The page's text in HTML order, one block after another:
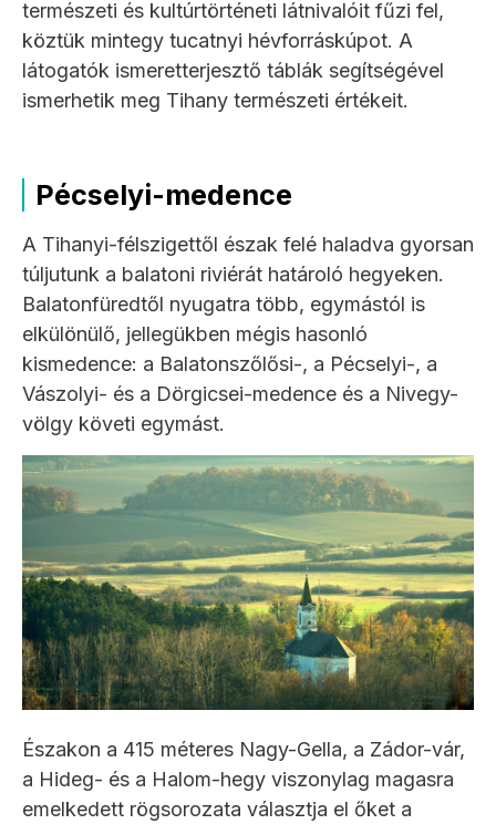
természeti és kultúrtörténeti látnivalóit fűzi fel,
köztük mintegy tucatnyi hévforráskúpot. A
látogatók ismeretterjesztő táblák segítségével
ismerhetik meg Tihany természeti értékeit.
Pécselyi-medence
A Tihanyi-félszigettől észak felé haladva gyorsan
túljutunk a balatoni riviérát határoló hegyeken.
Balatonfüredtől nyugatra több, egymástól is
elkülönülő, jellegükben mégis hasonló
kismedence: a Balatonszőlősi-, a Pécselyi-, a
Vászolyi- és a Dörgicsei-medence és a Nivegy-
völgy követi egymást.
Északon a 415 méteres Nagy-Gella, a Zádor-vár,
a Hideg- és a Halom-hegy viszonylag magasra
emelkedett rögsorozata választja el őket a